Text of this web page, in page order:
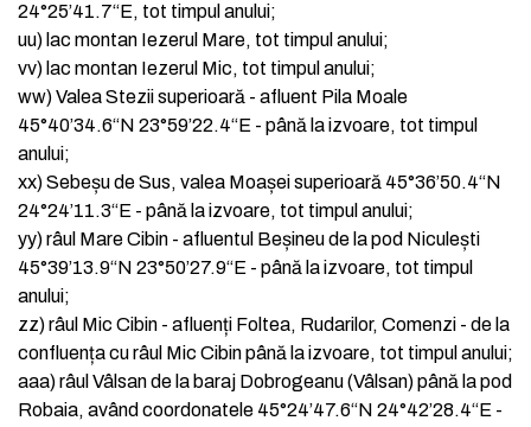
24°25’41.7“E, tot timpul anului;
uu) lac montan Iezerul Mare, tot timpul anului;
vv) lac montan Iezerul Mic, tot timpul anului;
ww)Valea Stezii superioară - afluent Pila Moale
45°40’34.6“N 23°59’22.4“E - până la izvoare, tot timpul
anului;
xx)Sebeșu de Sus, valea Moașei superioară 45°36’50.4“N
24°24’11.3“E - până la izvoare, tot timpul anului;
yy)râul Mare Cibin - afluentul Beșineu de la pod Niculești
45°39’13.9“N 23°50’27.9“E - până la izvoare, tot timpul
anului;
zz)râul Mic Cibin - afluenți Foltea, Rudarilor, Comenzi - de la
confluența cu râul Mic Cibin până la izvoare, tot timpul anului;
aaa)râul Vâlsan de la baraj Dobrogeanu (Vâlsan) până la pod
Robaia, având coordonatele 45°24’47.6“N 24°42’28.4“E -